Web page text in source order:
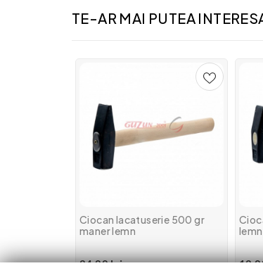
TE-AR MAI PUTEA
Ciocan lacatuserie 500 gr
maner lemn
24.00 lei